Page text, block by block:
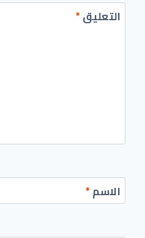
التعليق*
الاسم*